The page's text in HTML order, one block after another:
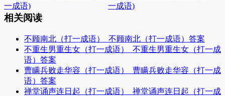
一成语)
一成语)
相关阅读
不顾南北（打一成语）_不顾南北（打一成语）答案
不重生男重生女（打一成语）_不重生男重生女（打一成
语）答案
曹瞒兵败走华容（打一成语）_曹瞒兵败走华容（打一成
语）答案
禅堂诵声连日起（打一成语）_禅堂诵声连日起（打一成